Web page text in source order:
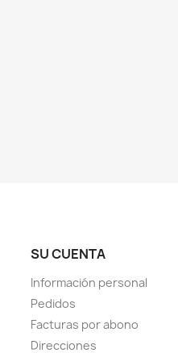
SU CUENTA
Información personal
Pedidos
Facturas por abono
Direcciones